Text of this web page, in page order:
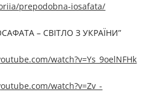
prepodobna-iosafata/
– СВІТЛО З УКРАЇНИ”
watch?v=Ys_9oelNFHk
watch?v=Zv_-